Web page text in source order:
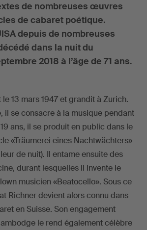
de nombreuses œuvres
de cabaret poétique.
depuis de nombreuses
dans la nuit du
2018 à l’âge de 71 ans.
13 mars 1947 et grandit à Zurich.
il se consacre à la musique pendant
19 ans, il se produit en public dans le
«Träumerei eines Nachtwächters»
de nuit). Il entame ensuite des
durant lesquelles il invente le
musicien «Beatocello». Sous ce
Richner devient alors connu dans
en Suisse. Son engagement
le rend également célèbre